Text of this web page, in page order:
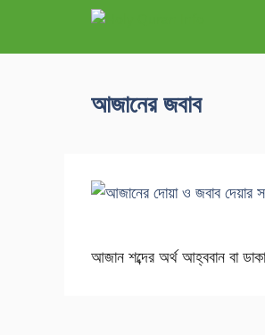
আজানের জবাব
আজান শব্দের অর্থ আহ্ববান বা